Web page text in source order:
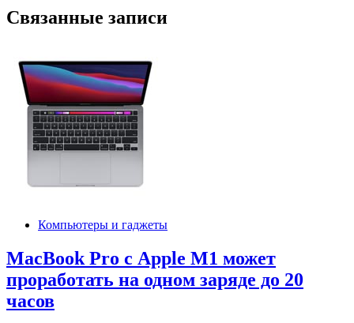
Связанные записи
Компьютеры и гаджеты
MacBook Pro с Apple M1 может
проработать на одном заряде до 20
часов